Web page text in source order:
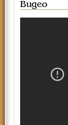
Видео